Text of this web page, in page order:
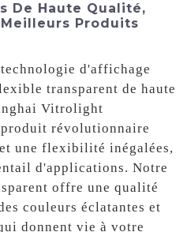
De Haute Qualité,
Produits
d'affichage
transparent de haute
Vitrolight
révolutionnaire
une flexibilité inégalées,
d'applications. Notre
offre une qualité
couleurs éclatantes et
donnent vie à votre